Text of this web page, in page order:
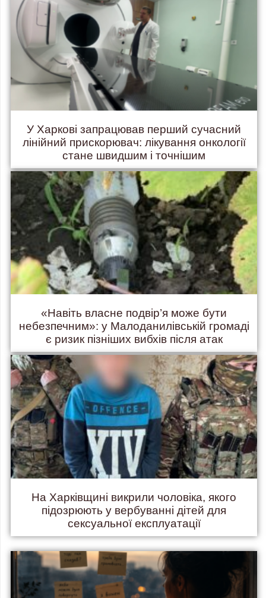
У Харкові запрацював перший сучасний
лінійний прискорювач: лікування онкології
стане швидшим і точнішим
«Навіть власне подвір’я може бути
небезпечним»: у Малоданилівській громаді
є ризик пізніших вибхів після атак
На Харківщині викрили чоловіка, якого
підозрюють у вербуванні дітей для
сексуальної експлуатації